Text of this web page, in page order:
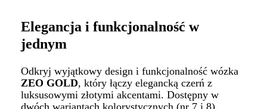
Elegancja i funkcjonalność w
jednym
Odkryj wyjątkowy design i funkcjonalność wózka
ZEO GOLD, który łączy elegancką czerń z
luksusowymi złotymi akcentami. Dostępny w